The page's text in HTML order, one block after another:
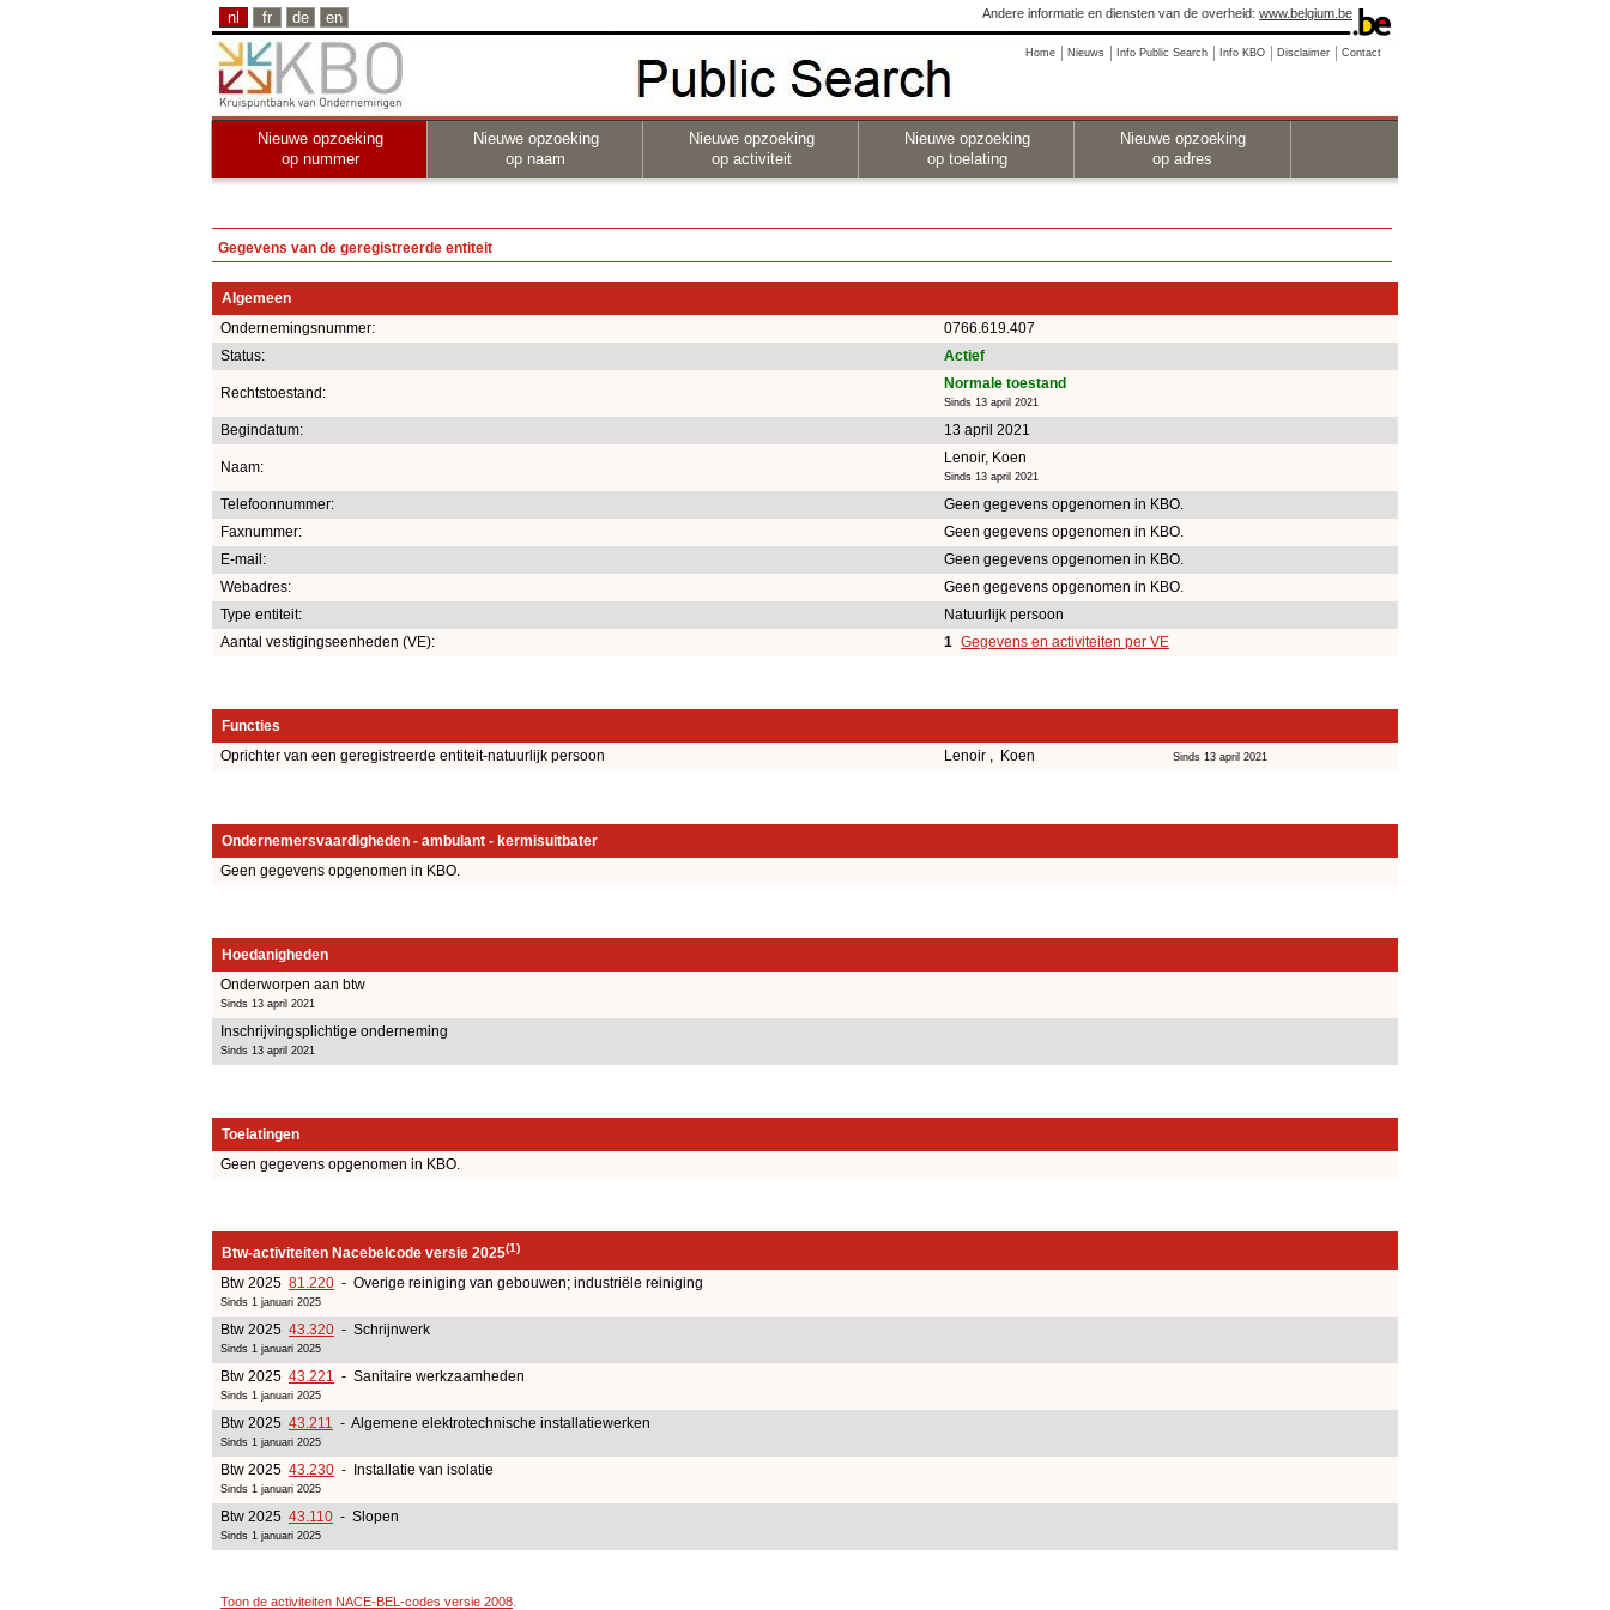
nl fr de en Andere informatie en diensten van de overheid: www.belgium.be
Home Nieuws Info Public Search Info KBO Disclaimer Contact
Nieuwe opzoeking
op nummer
Nieuwe opzoeking
op naam
Nieuwe opzoeking
op activiteit
Nieuwe opzoeking
op toelating
Nieuwe opzoeking
op adres
Gegevens van de geregistreerde entiteit
Algemeen
Ondernemingsnummer:
0766.619.407
Status:
Actief
Rechtstoestand:
Normale toestand
Sinds 13 april 2021
Begindatum: 13 april 2021
Naam:
Lenoir, Koen
Sinds 13 april 2021
Telefoonnummer:
Geen gegevens opgenomen in KBO.
Faxnummer:
Geen gegevens opgenomen in KBO.
E-mail:
Geen gegevens opgenomen in KBO.
Webadres:
Geen gegevens opgenomen in KBO.
Type entiteit:
Natuurlijk persoon
Aantal vestigingseenheden (VE):
1 Gegevens en activiteiten per VE
Functies
Oprichter van een geregistreerde entiteit-natuurlijk persoon
Lenoir , Koen Sinds 13 april 2021
Ondernemersvaardigheden - ambulant - kermisuitbater
Geen gegevens opgenomen in KBO.
Hoedanigheden
Onderworpen aan btw
Sinds 13 april 2021
Inschrijvingsplichtige onderneming
Sinds 13 april 2021
Toelatingen
Geen gegevens opgenomen in KBO.
Btw-activiteiten Nacebelcode versie 2025(1)
Btw 2025 81.220 - Overige reiniging van gebouwen; industriële reiniging
Sinds 1 januari 2025
Btw 2025 43.320 - Schrijnwerk
Sinds 1 januari 2025
Btw 2025 43.221 - Sanitaire werkzaamheden
Sinds 1 januari 2025
Btw 2025 43.211 - Algemene elektrotechnische installatiewerken
Sinds 1 januari 2025
Btw 2025 43.230 - Installatie van isolatie
Sinds 1 januari 2025
Btw 2025 43.110 - Slopen
Sinds 1 januari 2025
Toon de activiteiten NACE-BEL-codes versie 2008